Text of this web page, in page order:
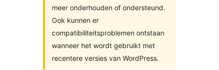
meer onderhouden of ondersteund.
Ook kunnen er
compatibiliteitsproblemen ontstaan
wanneer het wordt gebruikt met
recentere versies van WordPress.